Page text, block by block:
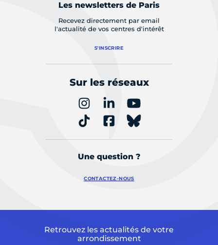
Les newsletters de Paris
Recevez directement par email
l'actualité de vos centres d'intérêt
S'INSCRIRE
Sur les réseaux
Une question ?
CONTACTEZ-NOUS
Retrouvez les actualités de votre
arrondissement